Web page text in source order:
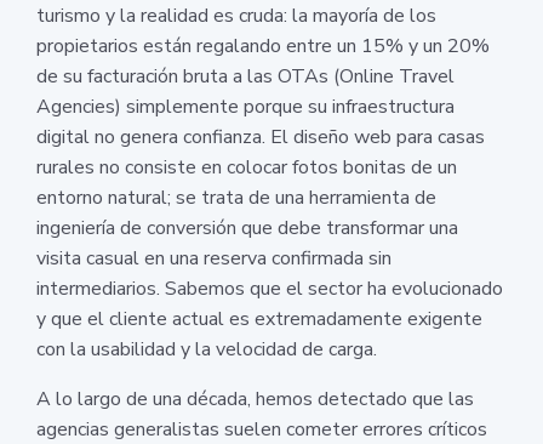
turismo y la realidad es cruda: la mayoría de los
propietarios están regalando entre un 15% y un 20%
de su facturación bruta a las OTAs (Online Travel
Agencies) simplemente porque su infraestructura
digital no genera confianza. El diseño web para casas
rurales no consiste en colocar fotos bonitas de un
entorno natural; se trata de una herramienta de
ingeniería de conversión que debe transformar una
visita casual en una reserva confirmada sin
intermediarios. Sabemos que el sector ha evolucionado
y que el cliente actual es extremadamente exigente
con la usabilidad y la velocidad de carga.
A lo largo de una década, hemos detectado que las
agencias generalistas suelen cometer errores críticos